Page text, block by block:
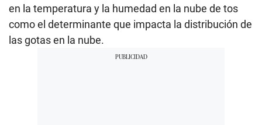
en la temperatura y la humedad en la nube de tos
como el determinante que impacta la distribución de
las gotas en la nube.